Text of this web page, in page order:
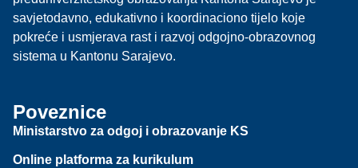
savjetodavno, edukativno i koordinaciono tijelo koje
pokreće i usmjerava rast i razvoj odgojno-obrazovnog
sistema u Kantonu Sarajevo.
Poveznice
Ministarstvo za odgoj i obrazovanje KS
Online platforma za kurikulum